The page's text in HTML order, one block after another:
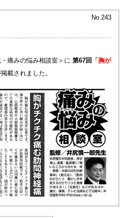
No.243
痛みの悩み相談室＞に 第67回 「胸が
載されました。